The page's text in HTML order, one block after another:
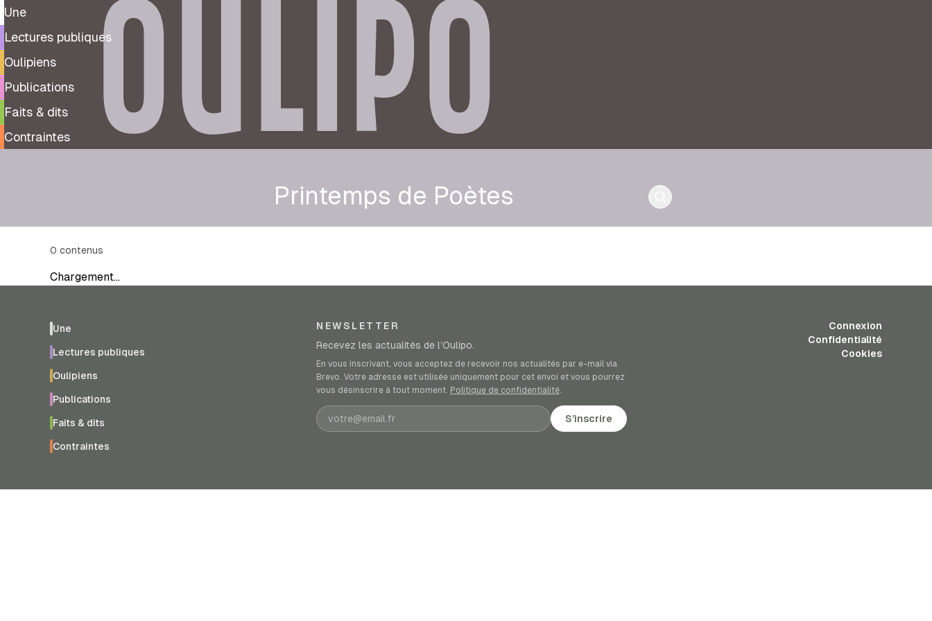
Une
Lectures publiques
Oulipiens
Publications
Faits & dits
Contraintes
OULIPO
Printemps de Poètes
0 contenus
Chargement…
Une
Lectures publiques
Oulipiens
Publications
Faits & dits
Contraintes
NEWSLETTER
Recevez les actualités de l’Oulipo.
En vous inscrivant, vous acceptez de recevoir nos actualités par e-mail via
Brevo. Votre adresse est utilisée uniquement pour cet envoi et vous pourrez
vous désinscrire à tout moment. Politique de confidentialité.
Adresse e-mail S’inscrire
Connexion
Confidentialité
Cookies